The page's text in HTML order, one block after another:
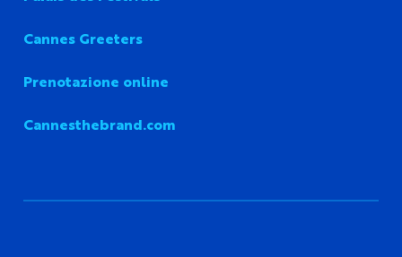
Cannes Greeters
Prenotazione online
Cannesthebrand.com